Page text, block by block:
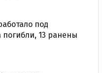
под
13 ранены